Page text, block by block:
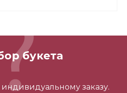
букета
заказу.